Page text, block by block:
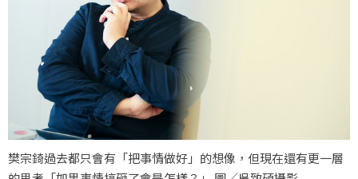
樊宗錡過去都只會有「把事情做好」的想像，但現在還有更一層